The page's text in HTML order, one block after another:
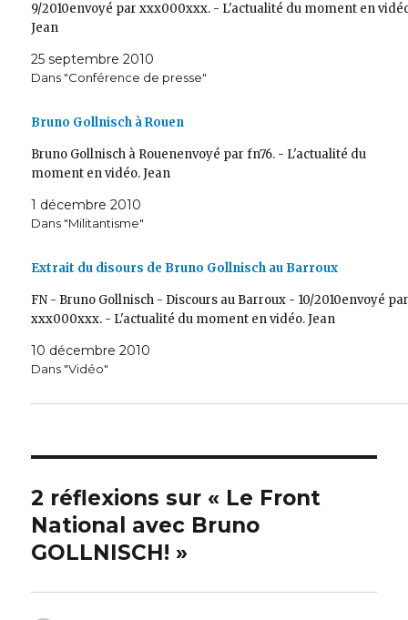
9/2010envoyé par xxx000xxx. - L'actualité du moment en
Jean
25 septembre 2010
Dans "Conférence de presse"
Bruno Gollnisch à Rouen
Bruno Gollnisch à Rouenenvoyé par fn76. - L'actualité du
moment en vidéo. Jean
1 décembre 2010
Dans "Militantisme"
Extrait du disours de Bruno Gollnisch au Barroux
FN - Bruno Gollnisch - Discours au Barroux - 10/2010envoyé
xxx000xxx. - L'actualité du moment en vidéo. Jean
10 décembre 2010
Dans "Vidéo"
2 réflexions sur « Le Front
National avec Bruno
GOLLNISCH! »